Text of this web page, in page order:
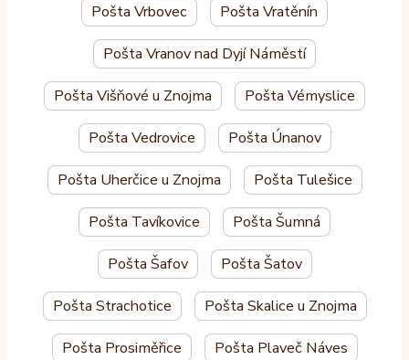
Pošta Vrbovec Pošta Vratěnín
Pošta Vranov nad Dyjí Náměstí
Pošta Višňové u Znojma Pošta Vémyslice
Pošta Vedrovice Pošta Únanov
Pošta Uherčice u Znojma Pošta Tulešice
Pošta Tavíkovice Pošta Šumná
Pošta Šafov Pošta Šatov
Pošta Strachotice Pošta Skalice u Znojma
Pošta Prosiměřice Pošta Plaveč Náves